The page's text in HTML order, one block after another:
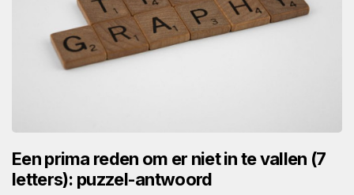
Een prima reden om er niet in te vallen (7
letters): puzzel-antwoord